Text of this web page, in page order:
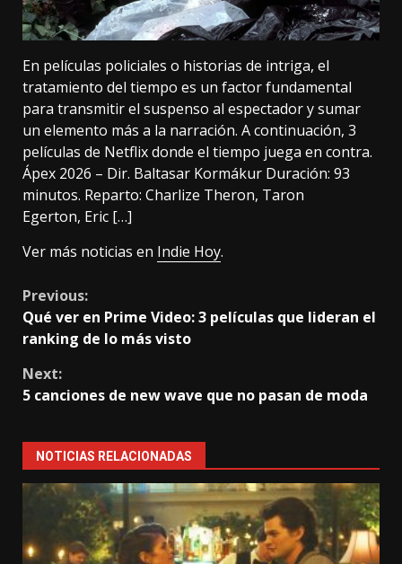
En películas policiales o historias de intriga, el
tratamiento del tiempo es un factor fundamental
para transmitir el suspenso al espectador y sumar
un elemento más a la narración. A continuación, 3
películas de Netflix donde el tiempo juega en contra.
Ápex 2026 – Dir. Baltasar Kormákur Duración: 93
minutos. Reparto: Charlize Theron, Taron
Egerton, Eric […]
Ver más noticias en Indie Hoy.
Continue
Reading
Previous:
Qué ver en Prime Video: 3 películas que lideran el
ranking de lo más visto
Next:
5 canciones de new wave que no pasan de moda
NOTICIAS RELACIONADAS